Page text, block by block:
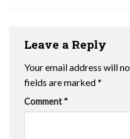
Leave a Reply
Your email address will
fields are marked*
Comment *